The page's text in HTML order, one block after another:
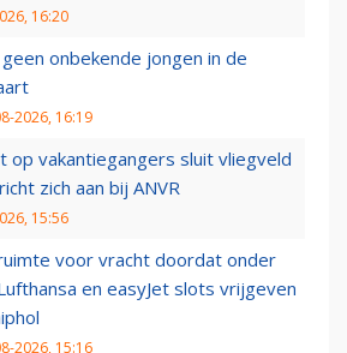
16:20
onbekende jongen in de
2026, 16:19
op vakantiegangers sluit vliegveld
zich aan bij ANVR
15:56
voor vracht doordat onder
en easyJet slots vrijgeven
2026, 15:16